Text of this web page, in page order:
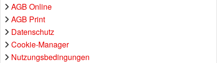
AGB Online
AGB Print
Datenschutz
Cookie-Manager
Nutzungsbedingungen